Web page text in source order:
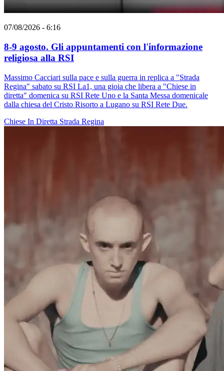
07/08/2026 - 6:16
8-9 agosto. Gli appuntamenti con l'informazione
religiosa alla RSI
Massimo Cacciari sulla pace e sulla guerra in replica a "Strada
Regina" sabato su RSI La1, una gioia che libera a "Chiese in
diretta" domenica su RSI Rete Uno e la Santa Messa domenicale
dalla chiesa del Cristo Risorto a Lugano su RSI Rete Due.
Chiese In Diretta Strada Regina